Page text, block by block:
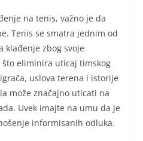
na tenis, važno je da
Tenis se smatra jednim od
klađenje zbog svoje
eliminira uticaj timskog
uslova terena i istorije
može značajno uticati na
Uvek imajte na umu da je
informisanih odluka.